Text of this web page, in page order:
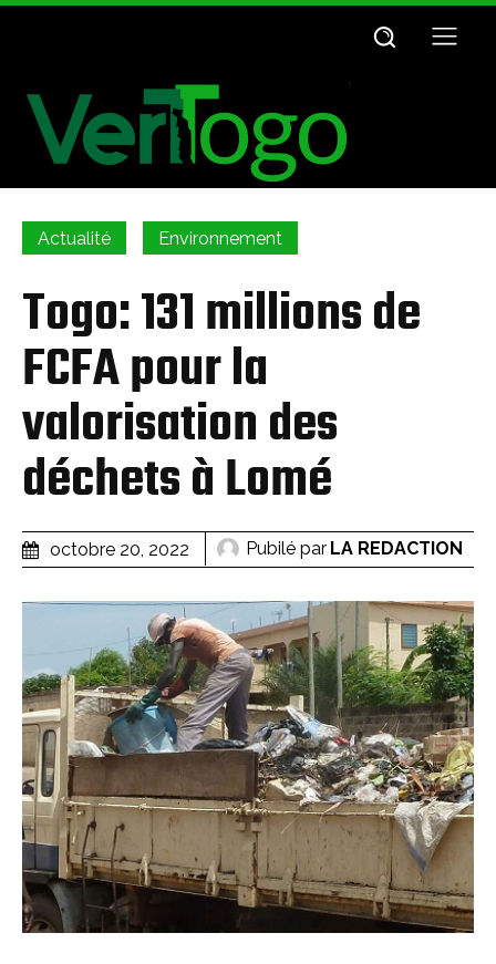
Actualité Environnement
Togo: 131 millions de
FCFA pour la
valorisation des
déchets à Lomé
octobre 20, 2022 Pubilé par LA REDACTION